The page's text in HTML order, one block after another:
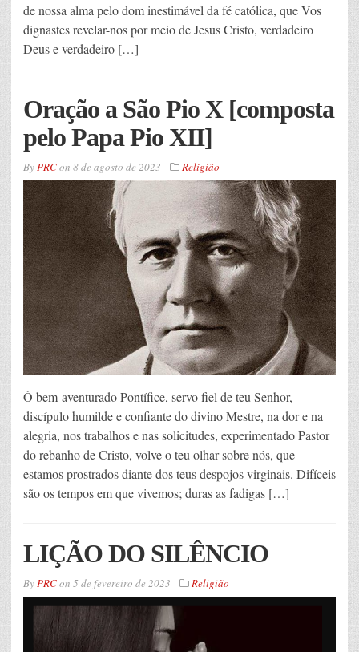
de nossa alma pelo dom inestimável da fé católica, que Vos
dignastes revelar-nos por meio de Jesus Cristo, verdadeiro
Deus e verdadeiro […]
Oração a São Pio X [composta
pelo Papa Pio XII]
ByPRCon 8 de agosto de 2023 Religião
Ó bem-aventurado Pontífice, servo fiel de teu Senhor,
discípulo humilde e confiante do divino Mestre, na dor e na
alegria, nos trabalhos e nas solicitudes, experimentado Pastor
do rebanho de Cristo, volve o teu olhar sobre nós, que
estamos prostrados diante dos teus despojos virginais. Difíceis
são os tempos em que vivemos; duras as fadigas […]
LIÇÃO DO SILÊNCIO
ByPRCon 5 de fevereiro de 2023 Religião